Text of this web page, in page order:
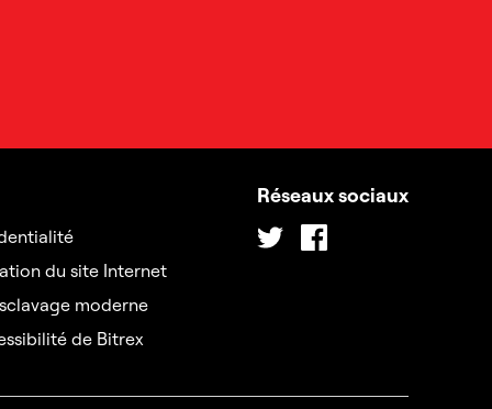
du site Internet
moderne
de Bitrex
Réseaux sociaux
Twitter Facebook